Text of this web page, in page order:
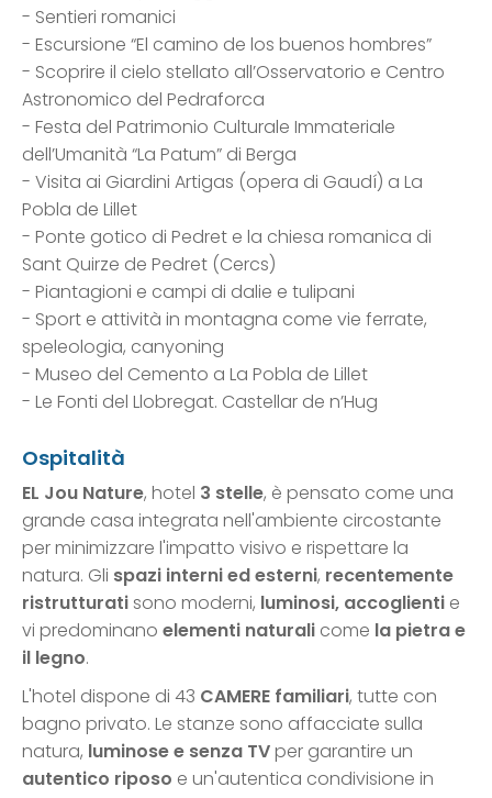
- Sentieri romanici
- Escursione “El camino de los buenos hombres”
- Scoprire il cielo stellato all’Osservatorio e Centro
Astronomico del Pedraforca
- Festa del Patrimonio Culturale Immateriale
dell’Umanità “La Patum” di Berga
- Visita ai Giardini Artigas (opera di Gaudí) a La
Pobla de Lillet
- Ponte gotico di Pedret e la chiesa romanica di
Sant Quirze de Pedret (Cercs)
- Piantagioni e campi di dalie e tulipani
- Sport e attività in montagna come vie ferrate,
speleologia, canyoning
- Museo del Cemento a La Pobla de Lillet
- Le Fonti del Llobregat. Castellar de n’Hug
Ospitalità
EL Jou Nature, hotel 3 stelle, è pensato come una
grande casa integrata nell'ambiente circostante
per minimizzare l'impatto visivo e rispettare la
natura. Gli spazi interni ed esterni, recentemente
ristrutturatisono moderni, luminosi, accoglienti e
vi predominano elementi naturali come la pietra e
il legno.
L'hotel dispone di 43 CAMERE familiari, tutte con
bagno privato. Le stanze sono affacciate sulla
natura, luminose e senza TVper garantire un
autentico riposo e un'autentica condivisione in